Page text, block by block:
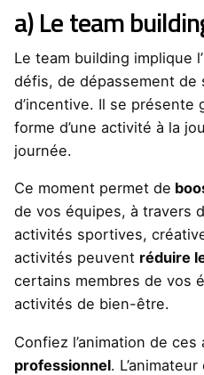
a) Le team
Le team building implique
défis, de dépassement de
d’incentive. Il se présente
forme d’une activité à la
journée.
Ce moment permet de
de vos équipes, à travers
activités sportives,
activités peuvent réduire
certains membres de vos
activités de bien-être.
Confiez l’animation de
professionnel.